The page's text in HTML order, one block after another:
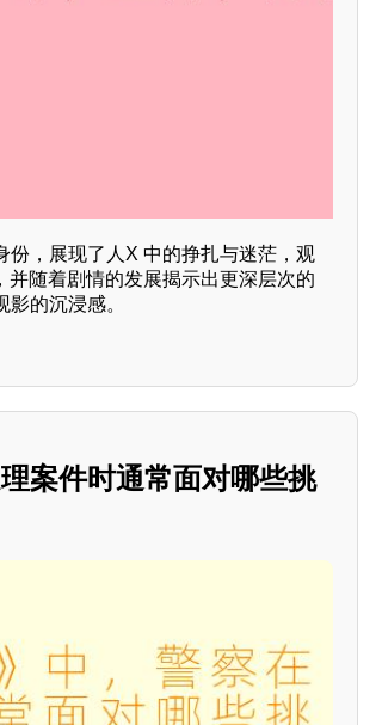
份，展现了人X 中的挣扎与迷茫，观
随着剧情的发展揭示出更深层次的
的沉浸感。
案件时通常面对哪些挑